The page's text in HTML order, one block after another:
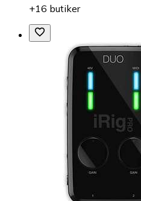
+16 butiker